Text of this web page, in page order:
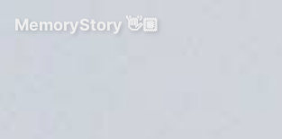
MemoryStory 👋🏼